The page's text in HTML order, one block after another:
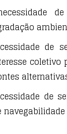
de
coletivo
de